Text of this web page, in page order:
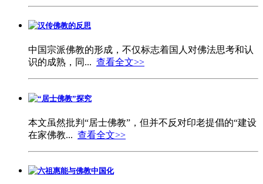
汉传佛教的反思
中国宗派佛教的形成，不仅标志着国人对佛法思考和认
识的成熟，同... 查看全文>>
“居士佛教”探究
本文虽然批判“居士佛教”，但并不反对印老提倡的“建设
在家佛教... 查看全文>>
六祖惠能与佛教中国化